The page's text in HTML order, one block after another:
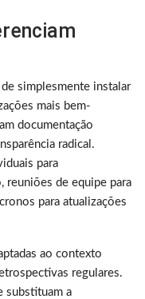
simplesmente instalar
mais bem-
documentação
radical.
para
reuniões de equipe para
para atualizações
ao contexto
regulares.
substituam a